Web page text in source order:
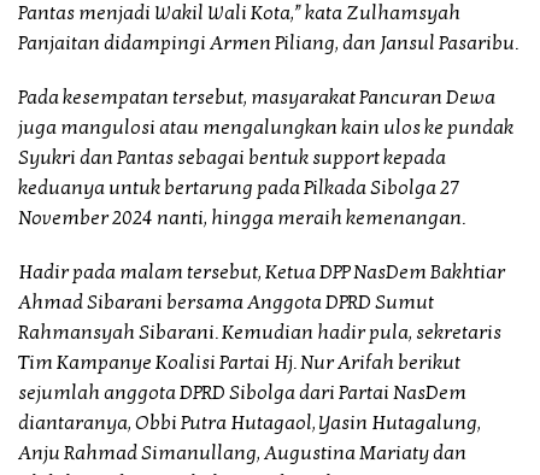
Pantas menjadi Wakil Wali Kota,” kata Zulhamsyah
Panjaitan didampingi Armen Piliang, dan Jansul Pasaribu.
Pada kesempatan tersebut, masyarakat Pancuran Dewa
juga mangulosi atau mengalungkan kain ulos ke pundak
Syukri dan Pantas sebagai bentuk support kepada
keduanya untuk bertarung pada Pilkada Sibolga 27
November 2024 nanti, hingga meraih kemenangan.
Hadir pada malam tersebut, Ketua DPP NasDem Bakhtiar
Ahmad Sibarani bersama Anggota DPRD Sumut
Rahmansyah Sibarani. Kemudian hadir pula, sekretaris
Tim Kampanye Koalisi Partai Hj. Nur Arifah berikut
sejumlah anggota DPRD Sibolga dari Partai NasDem
diantaranya, Obbi Putra Hutagaol, Yasin Hutagalung,
Anju Rahmad Simanullang, Augustina Mariaty dan